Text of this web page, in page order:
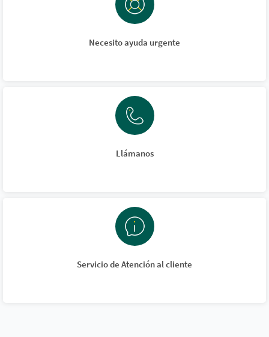
Necesito ayuda urgente
Llámanos
Servicio de Atención al cliente